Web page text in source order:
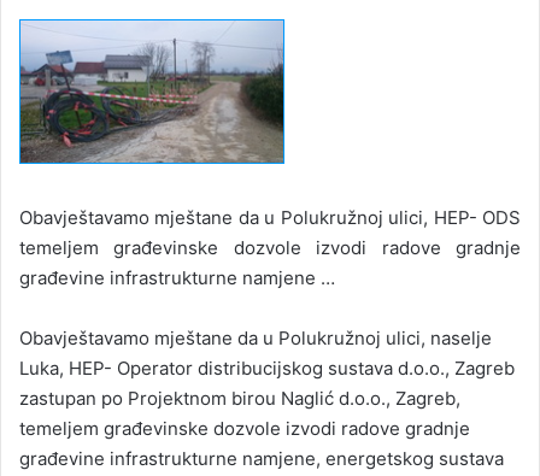
Obavještavamo mještane da u Polukružnoj ulici, HEP- ODS
temeljem građevinske dozvole izvodi radove gradnje
građevine infrastrukturne namjene …
Obavještavamo mještane da u Polukružnoj ulici, naselje
Luka, HEP- Operator distribucijskog sustava d.o.o., Zagreb
zastupan po Projektnom birou Naglić d.o.o., Zagreb,
temeljem građevinske dozvole izvodi radove gradnje
građevine infrastrukturne namjene, energetskog sustava